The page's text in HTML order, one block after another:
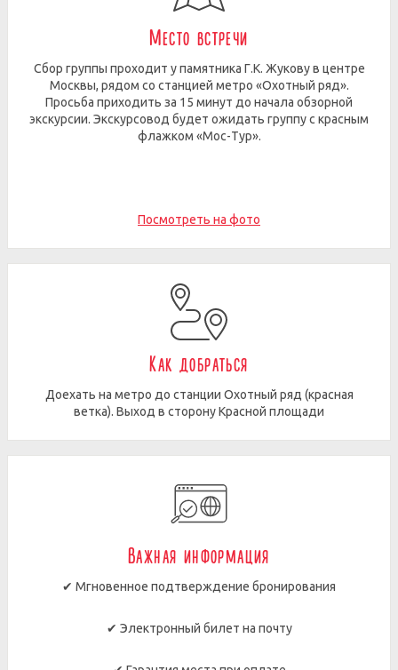
Место встречи
Сбор группы проходит у памятника Г.К. Жукову в центре
Москвы, рядом со станцией метро «Охотный ряд».
Просьба приходить за 15 минут до начала обзорной
экскурсии. Экскурсовод будет ожидать группу с красным
флажком «Мос-Тур».
Посмотреть на фото
Как добраться
Доехать на метро до станции Охотный ряд (красная
ветка). Выход в сторону Красной площади
Важная информация
✔ Мгновенное подтверждение бронирования
✔ Электронный билет на почту